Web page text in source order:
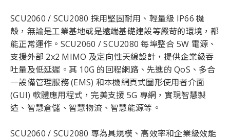
SCU2060 / SCU2080 採用堅固耐用、輕量級 IP66 機
殼，無論是工業基地或是遠端基礎建設等嚴苛的環境，都
能正常運作。SCU2060 / SCU2080 每埠整合 5W 電源、
支援外部 2x2 MIMO 及定向性天線設計，提供企業級吞
吐量及低延遲。其 10G 的回程網路、先進的 QoS、多合
一設備管理服務 (EMS) 和本機網頁式圖形使用者介面
(GUI) 軟體應用程式，完美支援 5G 專網，實現智慧製
造、智慧倉儲、智慧物流、智慧能源等。
SCU2060 / SCU2080 專為具規模、高效率和企業級效能